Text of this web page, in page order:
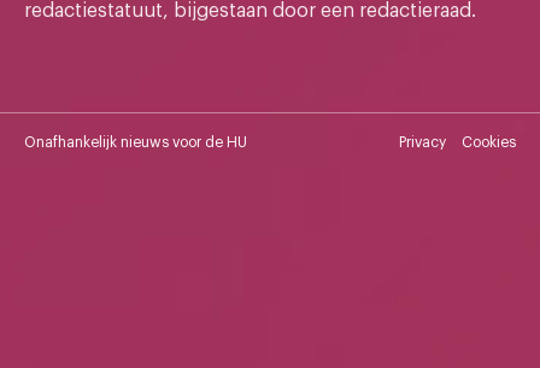
redactiestatuut, bijgestaan door een redactieraad.
Onafhankelijk nieuws voor de HU Privacy Cookies